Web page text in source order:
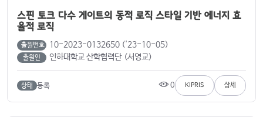
스핀 토크 다수 게이트의 동적 로직 스타일 기반 에너지 효
율적 로직
출원번호 10-2023-0132650 ('23-10-05)
출원인 인하대학교 산학협력단 (서영교)
상태 등록 0 KIPRIS 상세